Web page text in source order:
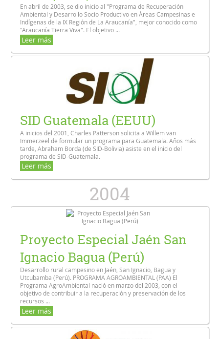
En abril de 2003, se dio inicio al "Programa de Recuperación
Ambiental y Desarrollo Socio Productivo en Áreas Campesinas e
Indígenas de la IX Región de La Araucanía", mejor conocido como
"Araucanía Tierra Viva". El objetivo ...
Leer más
SID Guatemala (EEUU)
A inicios del 2001, Charles Patterson solicita a Willem van
Immerzeel de formular un programa para Guatemala. Años más
tarde, Abraham Borda (de SID-Bolivia) asiste en el inicio del
programa de SID-Guatemala.
Leer más
2004
Proyecto Especial Jaén San
Ignacio Bagua (Perú)
Desarrollo rural campesino en Jaén, San Ignacio, Bagua y
Utcubamba (Perú). PROGRAMA AGROAMBIENTAL (PAA) El
Programa AgroAmbiental nació en marzo del 2003, con el
objetivo de contribuir a la recuperación y preservación de los
recursos ...
Leer más